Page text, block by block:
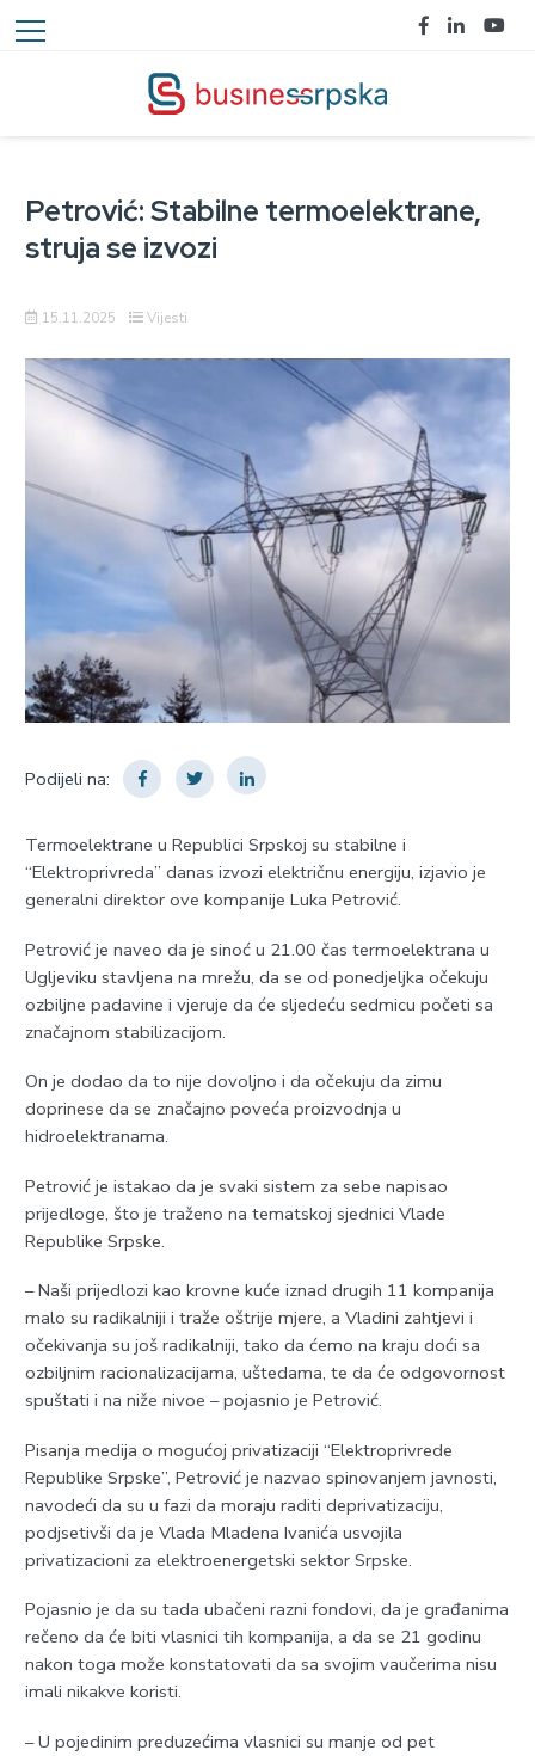
Petrović: Stabilne termoelektrane,
struja se izvozi
15.11.2025 Vijesti
Podijeli na:
Termoelektrane u Republici Srpskoj su stabilne i
“Elektroprivreda” danas izvozi električnu energiju, izjavio je
generalni direktor ove kompanije Luka Petrović.
Petrović je naveo da je sinoć u 21.00 čas termoelektrana u
Ugljeviku stavljena na mrežu, da se od ponedjeljka očekuju
ozbiljne padavine i vjeruje da će sljedeću sedmicu početi sa
značajnom stabilizacijom.
On je dodao da to nije dovoljno i da očekuju da zimu
doprinese da se značajno poveća proizvodnja u
hidroelektranama.
Petrović je istakao da je svaki sistem za sebe napisao
prijedloge, što je traženo na tematskoj sjednici Vlade
Republike Srpske.
– Naši prijedlozi kao krovne kuće iznad drugih 11 kompanija
malo su radikalniji i traže oštrije mjere, a Vladini zahtjevi i
očekivanja su još radikalniji, tako da ćemo na kraju doći sa
ozbiljnim racionalizacijama, uštedama, te da će odgovornost
spuštati i na niže nivoe – pojasnio je Petrović.
Pisanja medija o mogućoj privatizaciji “Elektroprivrede
Republike Srpske”, Petrović je nazvao spinovanjem javnosti,
navodeći da su u fazi da moraju raditi deprivatizaciju,
podjsetivši da je Vlada Mladena Ivanića usvojila
privatizacioni za elektroenergetski sektor Srpske.
Pojasnio je da su tada ubačeni razni fondovi, da je građanima
rečeno da će biti vlasnici tih kompanija, a da se 21 godinu
nakon toga može konstatovati da sa svojim vaučerima nisu
imali nikakve koristi.
– U pojedinim preduzećima vlasnici su manje od pet